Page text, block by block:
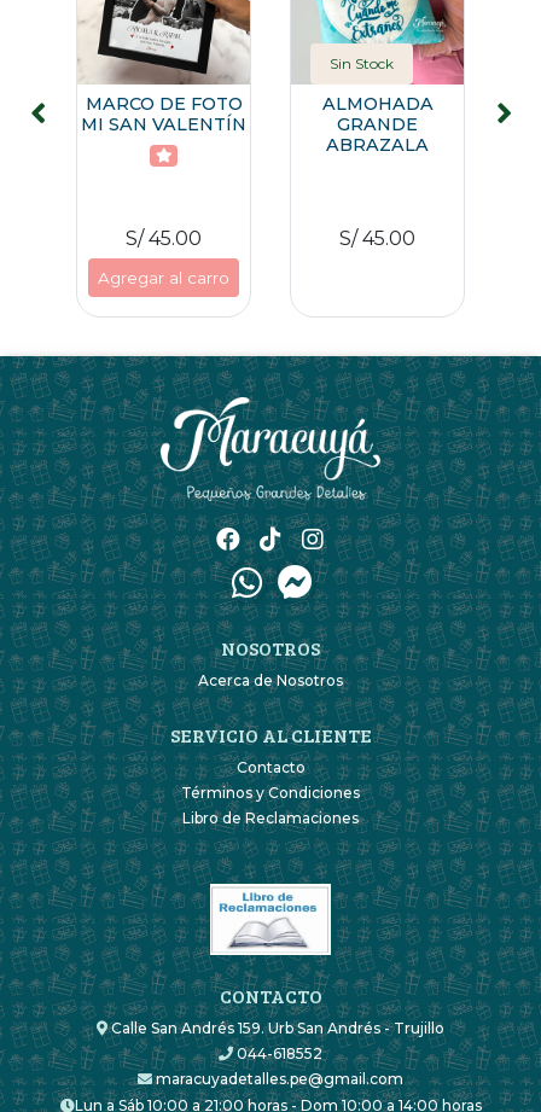
MARCO DE FOTO
MI SAN VALENTÍN
S/ 45.00
Agregar al carro
Sin Stock
ALMOHADA
GRANDE
ABRAZALA
S/ 45.00
NOSOTROS
Acerca de Nosotros
SERVICIO AL CLIENTE
Contacto
Términos y Condiciones
Libro de Reclamaciones
CONTACTO
Calle San Andrés 159. Urb San Andrés - Trujillo
044-618552
maracuyadetalles.pe@gmail.com
Lun a Sáb 10:00 a 21:00 horas - Dom 10:00 a 14:00 horas